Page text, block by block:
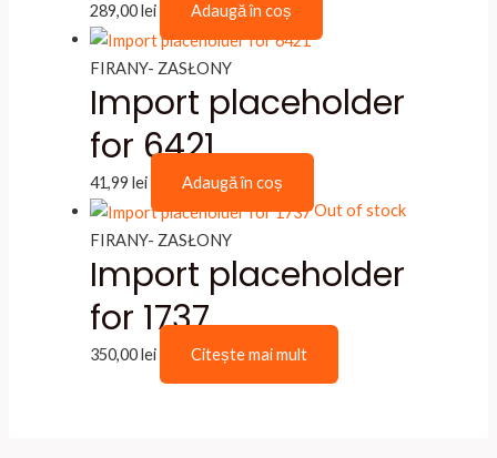
289,00 lei Adaugă în coș
FIRANY- ZASŁONY
Import placeholder
for 6421
41,99 lei
Adaugă în coș
Out of stock
FIRANY- ZASŁONY
Import placeholder
for 1737
350,00lei Citește mai mult